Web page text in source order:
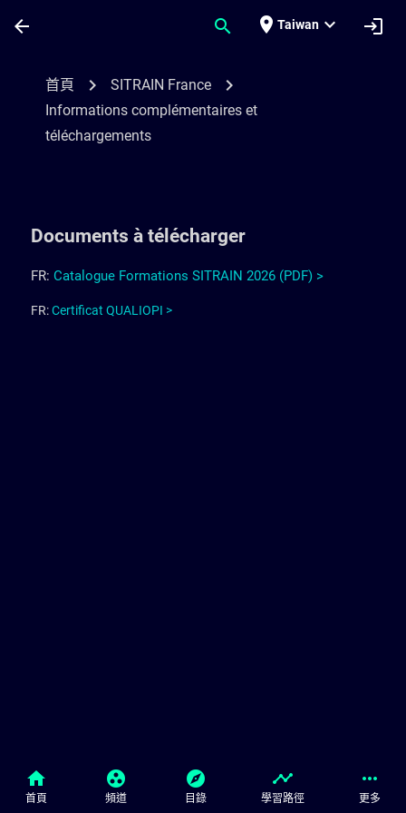
arrow_back search place Taiwan expand_more login
home
首頁
group_work
頻道
explore
目錄
timeline
學習路徑
more_horiz
更多
首頁 chevron_right SITRAIN France chevron_right
Informations complémentaires et
téléchargements
Documents à télécharger
FR: Cata ogue Formations SITRAIN 2026 (PDF) >
FR:Certificat QUALIOPI >
© Siemens AG 2026
Corporate Information
Cookie Notice 使用條款& 隱私權政策